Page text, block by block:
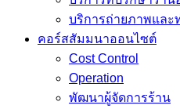
บริการถ่ายภาพและ
คอร์สสัมมนาออนไซต์
Cost Control
Operation
พัฒนาผู้จัดการร้าน